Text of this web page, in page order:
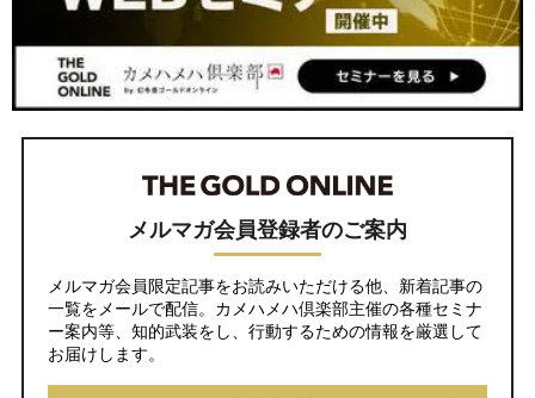
メルマガ会員登録者のご案内
メルマガ会員限定記事をお読みいただける他、新着記事の
一覧をメールで配信。カメハメハ倶楽部主催の各種セミナ
ー案内等、知的武装をし、行動するための情報を厳選して
お届けします。